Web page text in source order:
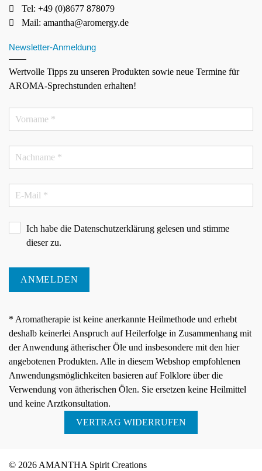
Tel: +49 (0)8677 878079
Mail: amantha@aromergy.de
Newsletter-Anmeldung
Wertvolle Tipps zu unseren Produkten sowie neue Termine für
AROMA-Sprechstunden erhalten!
Ich habe die Datenschutzerklärung gelesen und stimme
dieser zu.
ANMELDEN
* Aromatherapie ist keine anerkannte Heilmethode und erhebt
deshalb keinerlei Anspruch auf Heilerfolge in Zusammenhang mit
der Anwendung ätherischer Öle und insbesondere mit den hier
angebotenen Produkten. Alle in diesem Webshop empfohlenen
Anwendungsmöglichkeiten basieren auf Folklore über die
Verwendung von ätherischen Ölen. Sie ersetzen keine Heilmittel
und keine Arztkonsultation.
VERTRAG WIDERRUFEN
© 2026 AMANTHA Spirit Creations